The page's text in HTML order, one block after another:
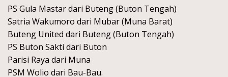
PS Gula Mastar dari Buteng (Buton Tengah)
Satria Wakumoro dari Mubar (Muna Barat)
Buteng United dari Buteng (Buton Tengah)
PS Buton Sakti dari Buton
Parisi Raya dari Muna
PSM Wolio dari Bau-Bau.